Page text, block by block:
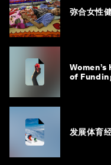
弥合女性
of
发展体育